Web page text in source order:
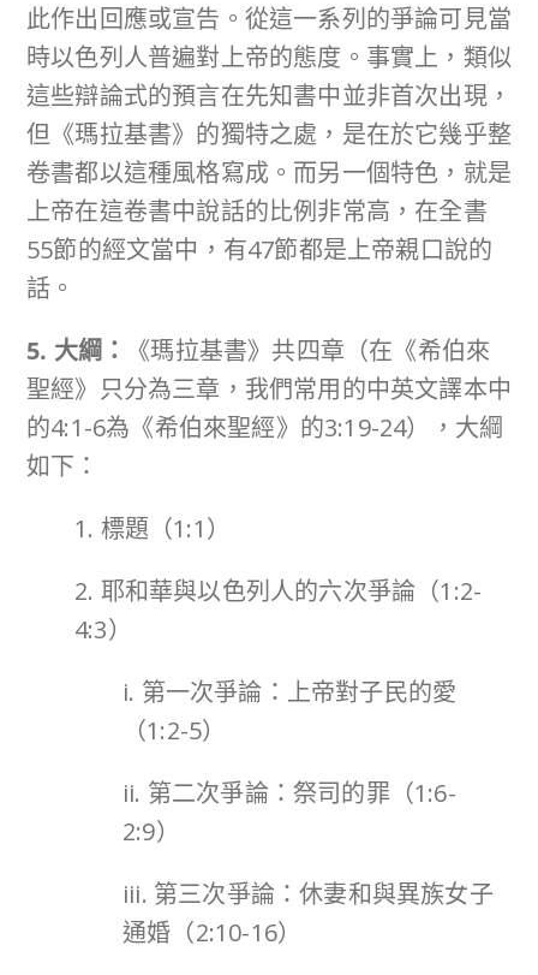
此作出回應或宣告。從這一系列的爭論可見當
時以色列人普遍對上帝的態度。事實上，類似
這些辯論式的預言在先知書中並非首次出現，
但《瑪拉基書》的獨特之處，是在於它幾乎整
卷書都以這種風格寫成。而另一個特色，就是
上帝在這卷書中說話的比例非常高，在全書
55節的經文當中，有47節都是上帝親口說的
話。
5. 大綱：
《瑪拉基書》共四章（在《希伯來
聖經》只分為三章，我們常用的中英文譯本中
的4:1-6為《希伯來聖經》的3:19-24），大綱
如下：
1. 標題（1:1）
2. 耶和華與以色列人的六次爭論（1:2-
4:3）
i. 第一次爭論：上帝對子民的愛
（1:2-5）
ii. 第二次爭論：祭司的罪（1:6-
2:9）
iii. 第三次爭論：休妻和與異族女子
通婚（2:10-16）